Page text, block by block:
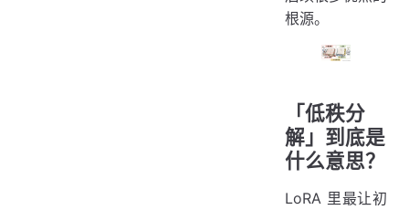
根源。
「低秩分
解」到底是
什么意思？
LoRA 里最让初